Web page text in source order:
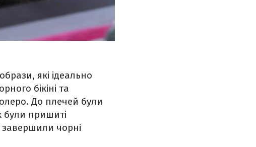
які ідеально
бікіні та
До плечей були
були пришиті
завершили чорні